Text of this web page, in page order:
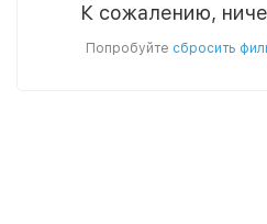
К сожалению,
Попробуйте сбросить